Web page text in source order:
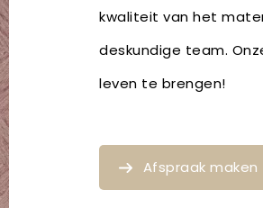
kwaliteit van het
deskundige team.
leven te brengen!
Afspraak maken